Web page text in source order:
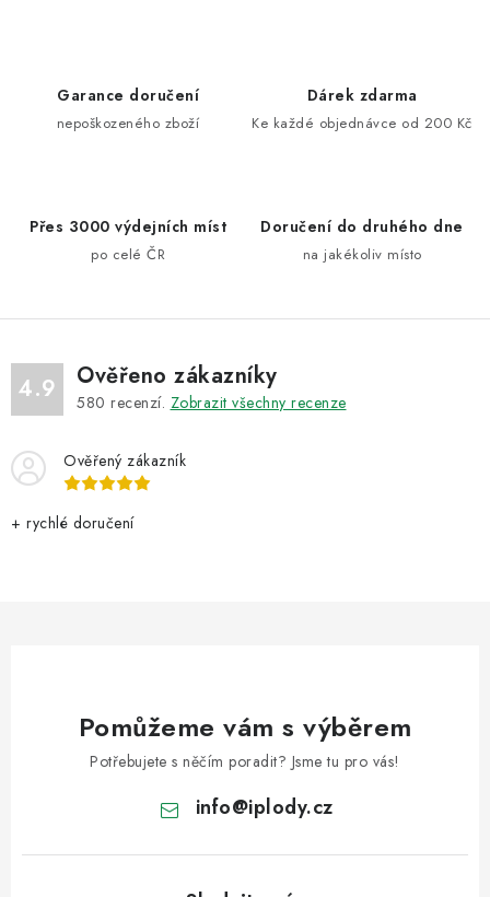
y
ý
s
u
Garance doručení
nepoškozeného zboží
Dárek zdarma
Ke každé objednávce od 200 Kč
Přes 3000 výdejních míst
po celé ČR
Doručení do druhého dne
na jakékoliv místo
4.9 Ověřeno zákazníky
580 recenzí. Zobrazit všechny recenze
Ověřený zákazník
+ rychlé doručení
Pomůžeme vám s výběrem
Potřebujete s něčím poradit? Jsme tu pro vás!
info@iplody.cz